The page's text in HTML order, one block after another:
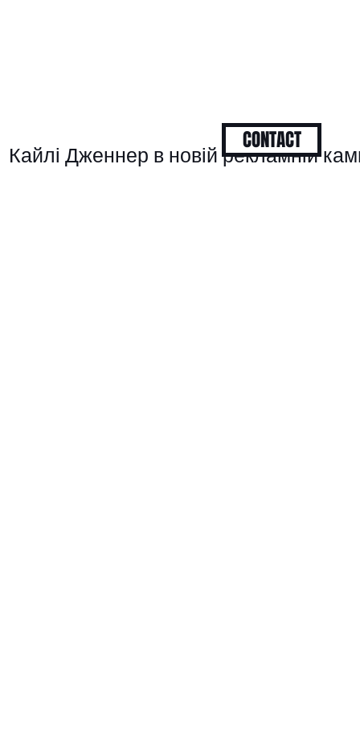
Кайлі Дженнер в новій рекламній
CONTACT